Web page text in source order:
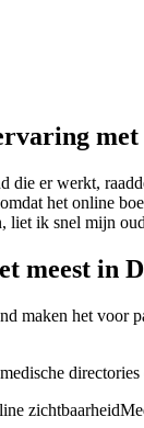
met
er werkt,
het online
liet ik snel mijn
meest in
maken het voor
zichtbaarheid